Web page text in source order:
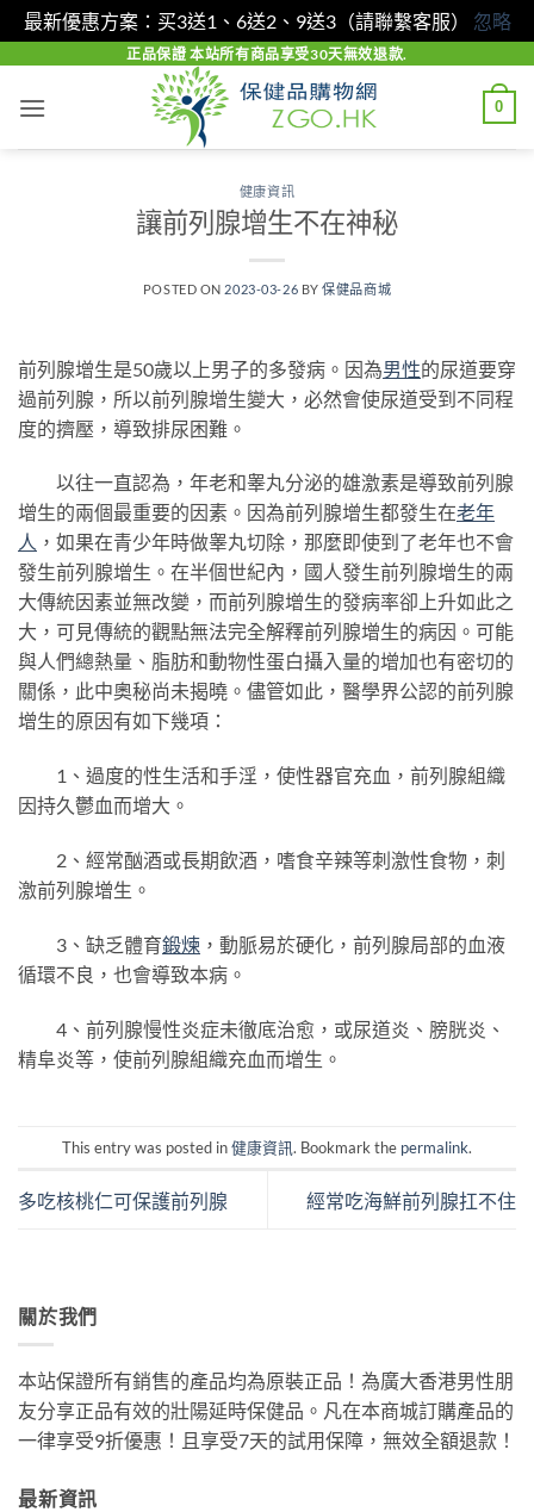
最新優惠方案：买3送1、6送2、9送3（請聯繫客服） 忽略
content
正品保證 本站所有商品享受30天無效退款.
0
健康資訊
讓前列腺增生不在神秘
POSTED ON 2023-03-26 BY保健品商城
前列腺增生是50歲以上男子的多發病。因為男性的尿道要穿
過前列腺，所以前列腺增生變大，必然會使尿道受到不同程
度的擠壓，導致排尿困難。
以往一直認為，年老和睾丸分泌的雄激素是導致前列腺
增生的兩個最重要的因素。因為前列腺增生都發生在老年
人 ，如果在青少年時做睾丸切除，那麼即使到了老年也不會
發生前列腺增生。在半個世紀內，國人發生前列腺增生的兩
大傳統因素並無改變，而前列腺增生的發病率卻上升如此之
大，可見傳統的觀點無法完全解釋前列腺增生的病因。可能
與人們總熱量、脂肪和動物性蛋白攝入量的增加也有密切的
關係，此中奧秘尚未揭曉。儘管如此，醫學界公認的前列腺
增生的原因有如下幾項：
1、過度的性生活和手淫，使性器官充血，前列腺組織
因持久鬱血而增大。
2、經常酗酒或長期飲酒，嗜食辛辣等刺激性食物，刺
激前列腺增生。
3、缺乏體育鍛煉 ，動脈易於硬化，前列腺局部的血液
循環不良，也會導致本病。
4、前列腺慢性炎症未徹底治愈，或尿道炎、膀胱炎、
精阜炎等，使前列腺組織充血而增生。
This entry was posted in健康資訊. Bookmark the permalink.
多吃核桃仁可保護前列腺 經常吃海鮮前列腺扛不住
關於我們
本站保證所有銷售的產品均為原裝正品！為廣大香港男性朋
友分享正品有效的壯陽延時保健品。凡在本商城訂購產品的
一律享受9折優惠！且享受7天的試用保障，無效全額退款！
最新資訊